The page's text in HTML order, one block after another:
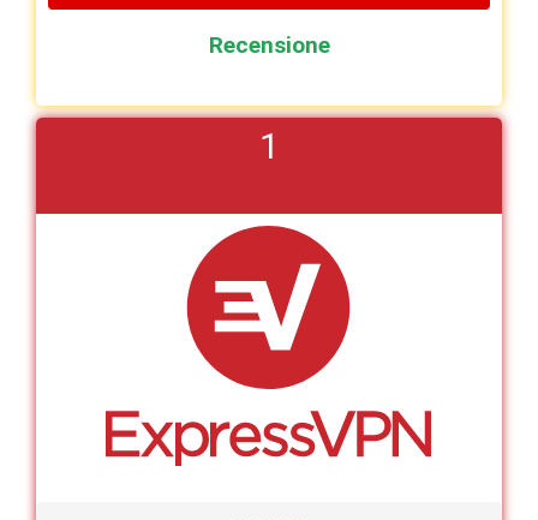
Recensione
1